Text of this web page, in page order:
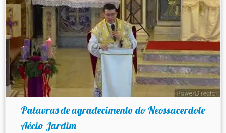
Palavras de agradecimento do Neossacerdote
Aécio Jardim